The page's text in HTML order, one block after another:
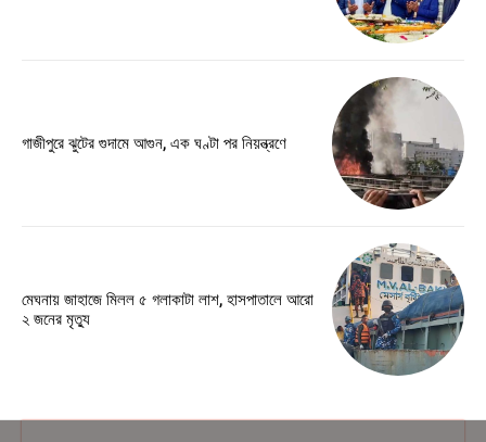
গাজীপুরে ঝুটের গুদামে আগুন, এক ঘণ্টা পর নিয়ন্ত্রণে
মেঘনায় জাহাজে মিলল ৫ গলাকাটা লাশ, হাসপাতালে আরো
২ জনের মৃত্যু